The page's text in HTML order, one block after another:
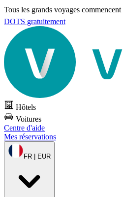
Tous les grands voyages
DOTS gratuitement
Hôtels
Voitures
Centre d'aide
Mes réservations
FR | EUR